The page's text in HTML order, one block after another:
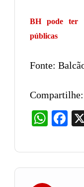
BH pode ter
públicas
Fonte:
Compartilhe:
WhatsApp